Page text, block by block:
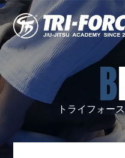
トライフォー